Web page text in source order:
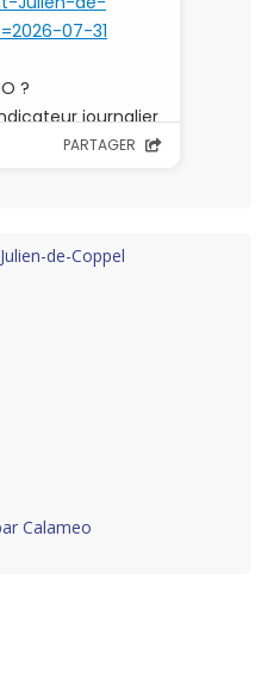
de-Coppel
Calameo